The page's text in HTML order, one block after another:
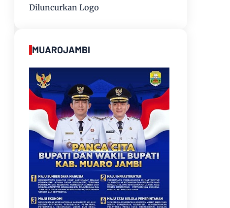
Diluncurkan Logo
MUAROJAMBI